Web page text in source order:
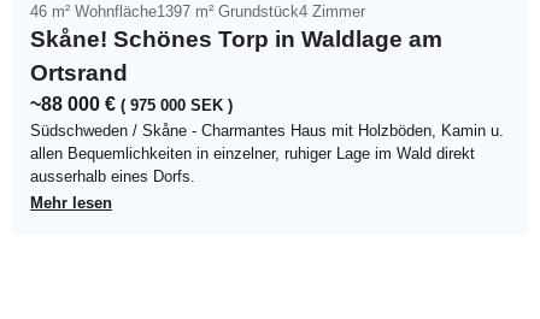
46 m² Wohnfläche1397 m² Grundstück4 Zimmer
Skåne! Schönes Torp in Waldlage am
Ortsrand
~88 000 € ( 975 000 SEK )
Südschweden / Skåne - Charmantes Haus mit Holzböden, Kamin u.
allen Bequemlichkeiten in einzelner, ruhiger Lage im Wald direkt
ausserhalb eines Dorfs.
Mehr lesen